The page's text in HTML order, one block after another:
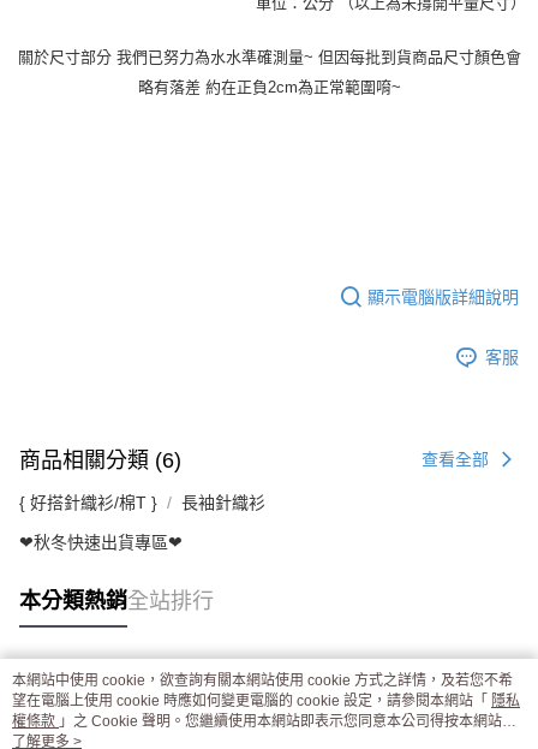
關於尺寸部分 我們已努力為水水準確測量~ 但因每批到貨商品尺寸顏色會
略有落差 約在正負2cm為正常範圍唷~
顯示電腦版詳細說明
客服
商品相關分類 (6) 查看全部
{ 好搭針織衫/棉T } 長袖針織衫
❤秋冬快速出貨專區❤
本分類熱銷全站排行
熱門標籤
本網站中使用 cookie，欲查詢有關本網站使用 cookie 方式之詳情，及若您不希
望在電腦上使用 cookie 時應如何變更電腦的 cookie 設定，請參閱本網站「 隱私
權條款 」之 Cookie 聲明。您繼續使用本網站即表示您同意本公司得按本網站使
用條款之 Cookie 聲明使用 cookie。
了解更多 >